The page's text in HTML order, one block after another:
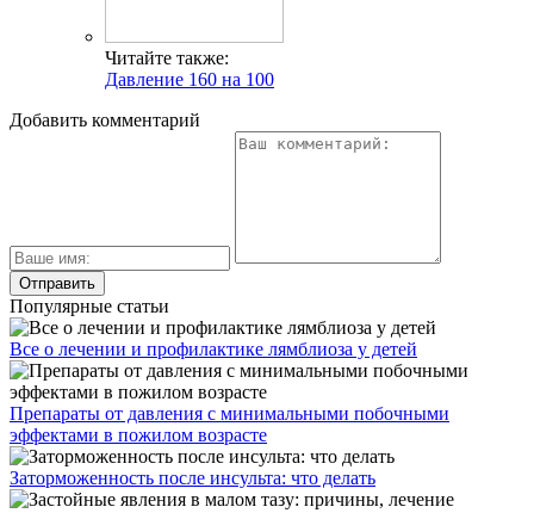
Читайте также:
Давление 160 на 100
Добавить комментарий
Популярные статьи
Все о лечении и профилактике лямблиоза у детей
Препараты от давления с минимальными побочными
эффектами в пожилом возрасте
Заторможенность после инсульта: что делать